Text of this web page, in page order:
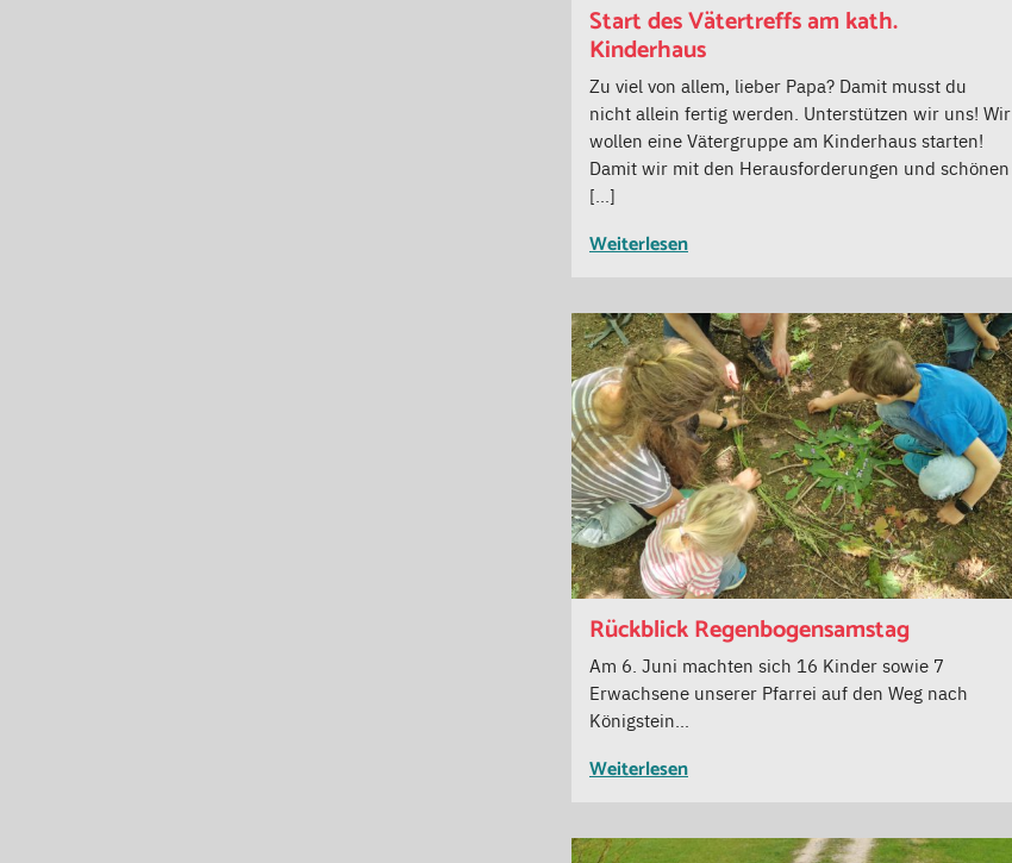
Start des Vätertreffs am kath.
Kinderhaus
Zu viel von allem, lieber Papa? Damit musst du
nicht allein fertig werden. Unterstützen wir uns! Wir
wollen eine Vätergruppe am Kinderhaus starten!
Damit wir mit den Herausforderungen und schönen
[…]
Weiterlesen
Rückblick Regenbogensamstag
Am 6. Juni machten sich 16 Kinder sowie 7
Erwachsene unserer Pfarrei auf den Weg nach
Königstein…
Weiterlesen